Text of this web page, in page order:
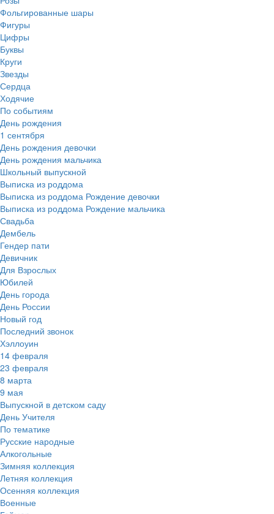
Фольгированные шары
Фигуры
Цифры
Буквы
Круги
Звезды
Сердца
Ходячие
По событиям
День рождения
1 сентября
День рождения девочки
День рождения мальчика
Школьный выпускной
Выписка из роддома
Выписка из роддома Рождение девочки
Выписка из роддома Рождение мальчика
Свадьба
Дембель
Гендер пати
Девичник
Для Взрослых
Юбилей
День города
День России
Новый год
Последний звонок
Хэллоуин
14 февраля
23 февраля
8 марта
9 мая
Выпускной в детском саду
День Учителя
По тематике
Русские народные
Алкогольные
Зимняя коллекция
Летняя коллекция
Осенняя коллекция
Военные